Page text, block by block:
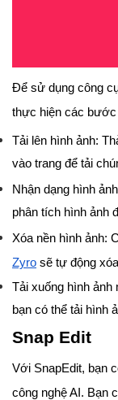
Để sử dụng công
thực hiện các bước
Tải lên hình ảnh:
vào trang để tải
Nhận dạng hình
phân tích hình ảnh
Xóa nền hình ảnh:
Zyro sẽ tự động
Tải xuống hình ảnh
bạn có thể tải hình
Snap Edit
Với SnapEdit, bạn
công nghệ AI. Bạn